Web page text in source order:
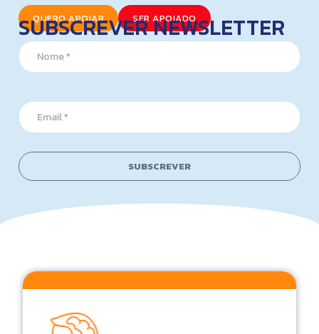
QUERO APOIAR SER APOIADO
SUBSCREVER NEWSLETTER
N
a
m
a
m
e
m
a
N
a
m
E
m
a
l
*
SUBSCREVER